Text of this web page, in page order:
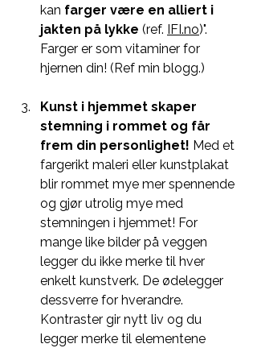
kan farger være en alliert i
jakten på lykke (ref. IFI.no)".
Farger er som vitaminer for
hjernen din! (Ref min blogg.)
Kunst i hjemmet skaper
stemning i rommet og får
frem din personlighet! Med et
fargerikt maleri eller kunstplakat
blir rommet mye mer spennende
og gjør utrolig mye med
stemningen i hjemmet! For
mange like bilder på veggen
legger du ikke merke til hver
enkelt kunstverk. De ødelegger
dessverre for hverandre.
Kontraster gir nytt liv og du
legger merke til elementene